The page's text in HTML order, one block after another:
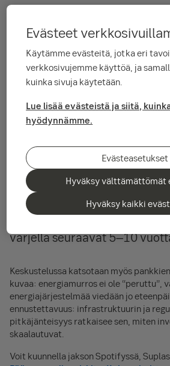
SEB:n Jouni Järviluoma
podcastissa keskustelemassa
Suomesta kiinnostavan
varjella seuraavat 5–10
Keskustelussa katsotaan myös
kuvaa: energiamurros ei ole “peruttu”,
energiajärjestelmää viedään jo
ennustettavuus: infrastruktuurin ja
pitkäjänteisyys ratkaisee sen, miten
skaalautuvat.
Voit kuunnella jakson Spotifyssä,
Evästeet
Käytämme evästeitä, jotka eri
verkkosivujemme käyttöä, ja
kuinka sivuja käytetään.
Lue lisää evästeistä ja siitä,
hyödynnämme.
Evästeasetukset
Hyväksy välttämättömät
Hyväksy kaikki